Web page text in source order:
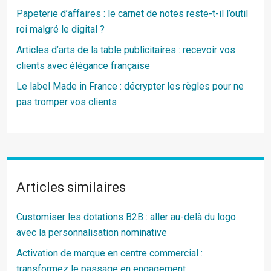
Papeterie d’affaires : le carnet de notes reste-t-il l’outil
roi malgré le digital ?
Articles d’arts de la table publicitaires : recevoir vos
clients avec élégance française
Le label Made in France : décrypter les règles pour ne
pas tromper vos clients
Articles similaires
Customiser les dotations B2B : aller au-delà du logo
avec la personnalisation nominative
Activation de marque en centre commercial :